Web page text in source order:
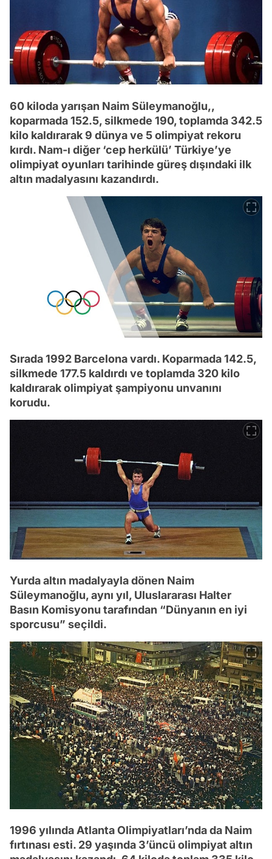
60 kiloda yarışan Naim Süleymanoğlu,,
koparmada 152.5, silkmede 190, toplamda 342.5
kilo kaldırarak 9 dünya ve 5 olimpiyat rekoru
kırdı. Nam-ı diğer ‘cep herkülü’ Türkiye’ye
olimpiyat oyunları tarihinde güreş dışındaki ilk
altın madalyasını kazandırdı.
Sırada 1992 Barcelona vardı. Koparmada 142.5,
silkmede 177.5 kaldırdı ve toplamda 320 kilo
kaldırarak olimpiyat şampiyonu unvanını
korudu.
Yurda altın madalyayla dönen Naim
Süleymanoğlu, aynı yıl, Uluslararası Halter
Basın Komisyonu tarafından “Dünyanın en iyi
sporcusu” seçildi.
1996 yılında Atlanta Olimpiyatları’nda da Naim
fırtınası esti. 29 yaşında 3’üncü olimpiyat altın